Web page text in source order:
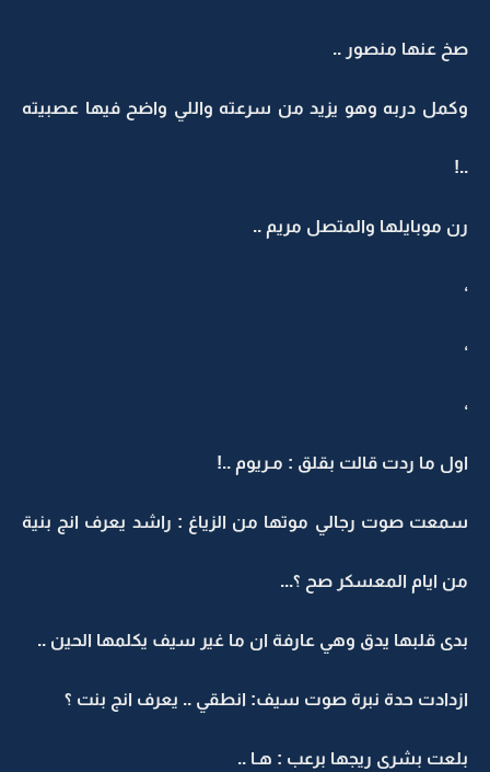
صخ عنها منصور ..
وكمل دربه وهو يزيد من سرعته واللي واضح فيها عصبيته
..!
رن موبايلها والمتصل مريم ..
،
،
،
اول ما ردت قالت بقلق : مـريوم ..!
سمعت صوت رجالي موتها من الزياغ : راشد يعرف انج بنية
من ايام المعسكر صح ؟...
بدى قلبها يدق وهي عارفة ان ما غير سيف يكلمها الحين ..
ازدادت حدة نبرة صوت سيف: انطقي .. يعرف انج بنت ؟
بلعت بشرى ريجها برعب : هـا ..